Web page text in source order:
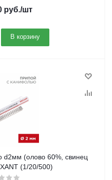
руб./шт
В корзину
d2мм (олово 60%, свинец
(1/20/500)